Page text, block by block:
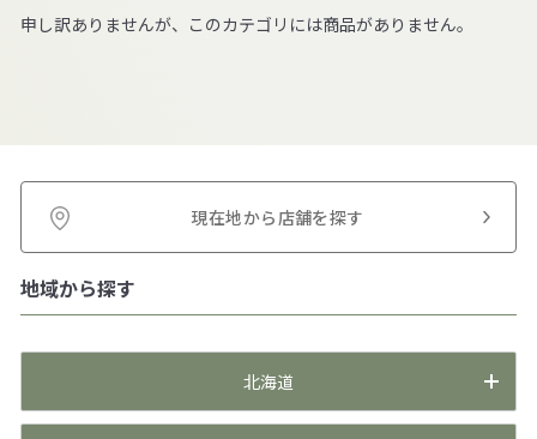
い
申し訳ありませんが、このカテゴリには商品がありません。
現在地から店舗を探す
地域から探す
北海道